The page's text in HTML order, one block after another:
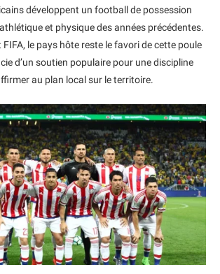
développent un football de possession
et physique des années précédentes.
le pays hôte reste le favori de cette poule
d’un soutien populaire pour une discipline
au plan local sur le territoire.